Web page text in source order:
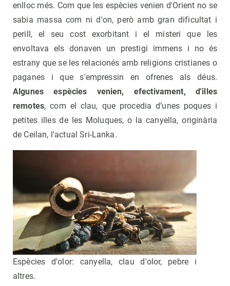
enlloc més. Com que les espècies venien d'Orient no se
sabia massa com ni d'on, però amb gran dificultat i
perill, el seu cost exorbitant i el misteri que les
envoltava els donaven un prestigi immens i no és
estrany que se les relacionés amb religions cristianes o
paganes i que s'empressin en ofrenes als déus.
Algunes espècies venien, efectivament, d'illes
remotes, com el clau, que procedia d’unes poques i
petites illes de les Moluques, o la canyella, originària
de Ceilan, l'actual Sri-Lanka.
Espècies d'olor: canyella, clau d'olor, pebre i
altres.